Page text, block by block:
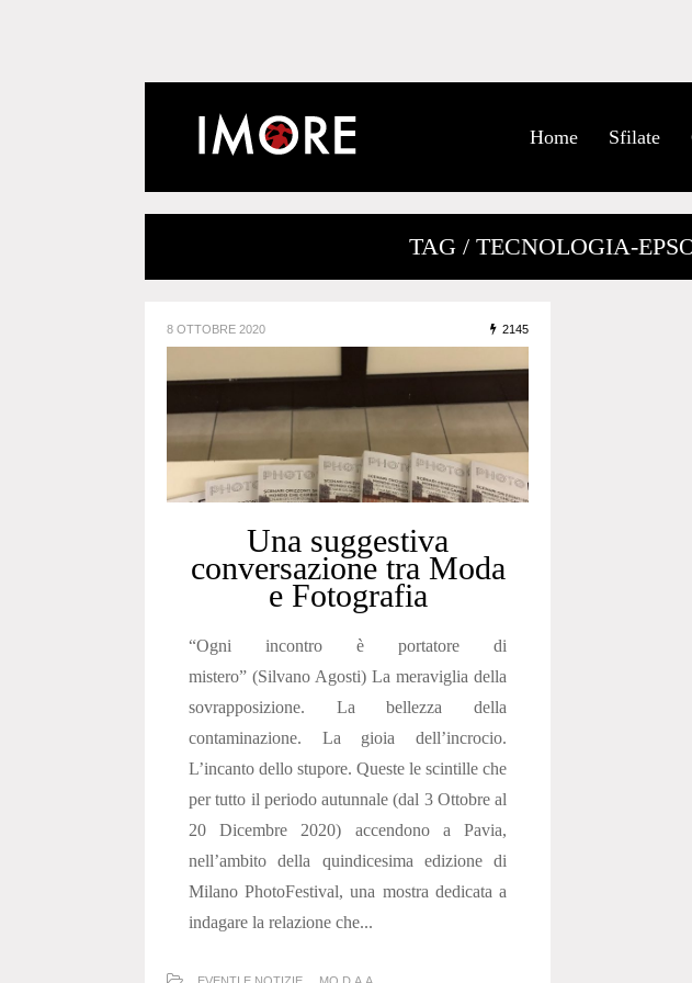
Home Sfilate
TAG / TECNOLOGIA-
8 OTTOBRE 2020 2145
Una suggestiva
conversazione tra Moda
e Fotografia
“Ogni incontro è portatore di
mistero” (Silvano Agosti) La meraviglia della
sovrapposizione. La bellezza della
contaminazione. La gioia dell’incrocio.
L’incanto dello stupore. Queste le scintille che
per tutto il periodo autunnale (dal 3 Ottobre al
20 Dicembre 2020) accendono a Pavia,
nell’ambito della quindicesima edizione di
Milano PhotoFestival, una mostra dedicata a
indagare la relazione che...